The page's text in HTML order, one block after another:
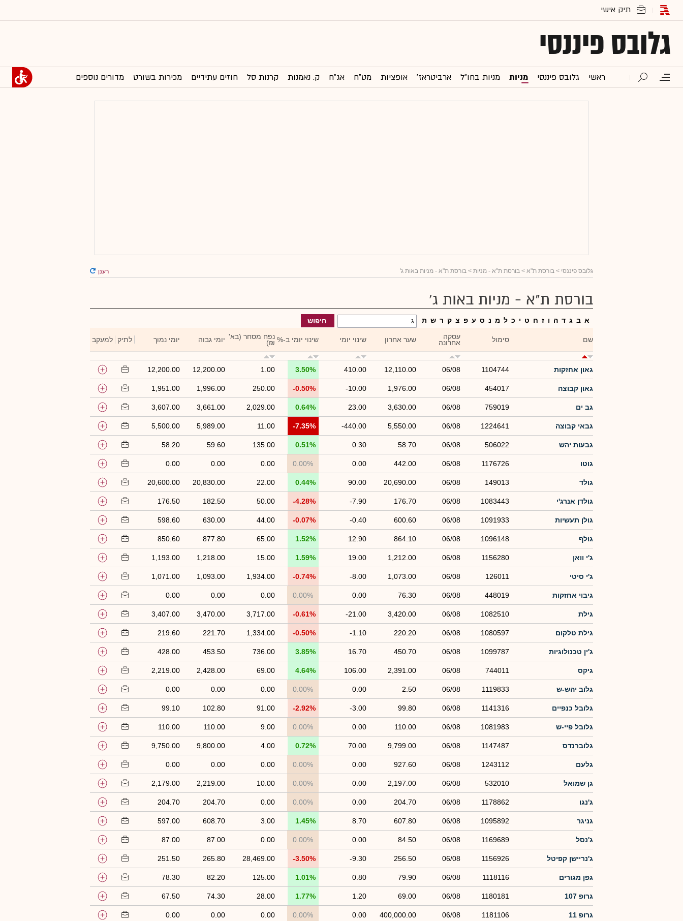
גלובס פיננסי
ראשי גלובס פיננסי מניות מניות בחו"ל ארביטראז' אופציות מט"ח אג"ח ק. נאמנות קרנות סל חוזים עתידיים מכירות בשורט מדורים נוספים
גלובס פיננסי > בורסת ת"א > בורסת ת"א - מניות > בורסת ת"א - מניות באות ג' רענן
בורסת ת"א - מניות באות ג'
ת ש ר ק צ פ ע ס נ מ ל כ י ט ח ז ו ה ד ג ב א חיפוש
שם סימול עסקה
אחרונה שער אחרון שינוי יומי שינוי יומי ב-% נפח מסחר (בא'
₪) יומי גבוה יומי נמוך לתיק למעקב
גאון אחזקות 1104744
06/08
12,110.00
410.00
3.50%
1.00
12,200.00
12,200.00
גאון קבוצה 454017
06/08
1,976.00
-10.00
-0.50%
250.00
1,996.00
1,951.00
גב ים 759019
06/08
3,630.00
23.00
0.64%
2,029.00
3,661.00
3,607.00
גבאי קבוצה 1224641
06/08
5,550.00
-440.00
-7.35%
11.00
5,989.00
5,500.00
גבעות יהש 506022
06/08
58.70
0.30
0.51%
135.00
59.60
58.20
גוטו 1176726
06/08
442.00
0.00
0.00%
0.00
0.00
0.00
גולד 149013
06/08
20,690.00
90.00
0.44%
22.00
20,830.00
20,600.00
גולדן אנרג'י 1083443
06/08
176.70
-7.90
-4.28%
50.00
182.50
176.50
גולן תעשיות 1091933
06/08
600.60
-0.40
-0.07%
44.00
630.00
598.60
גולף 1096148
06/08
864.10
12.90
1.52%
65.00
877.80
850.60
ג'י וואן 1156280
06/08
1,212.00
19.00
1.59%
15.00
1,218.00
1,193.00
ג'י סיטי 126011
06/08
1,073.00
-8.00
-0.74%
1,934.00
1,093.00
1,071.00
גיבוי אחזקות 448019
06/08
76.30
0.00
0.00%
0.00
0.00
0.00
גילת 1082510
06/08
3,420.00
-21.00
-0.61%
3,717.00
3,470.00
3,407.00
גילת טלקום 1080597
06/08
220.20
-1.10
-0.50%
1,334.00
221.70
219.60
ג'ין טכנולוגיות 1099787
06/08
450.70
16.70
3.85%
736.00
453.50
428.00
גיקס 744011
06/08
2,391.00
106.00
4.64%
69.00
2,428.00
2,219.00
גלוב יהש-ש 1119833
06/08
2.50
0.00
0.00%
0.00
0.00
0.00
גלובל כנפיים 1141316
06/08
99.80
-3.00
-2.92%
91.00
102.80
99.10
גלובל פיי-ש 1081983
06/08
110.00
0.00
0.00%
9.00
110.00
110.00
גלוברנדס 1147487
06/08
9,799.00
70.00
0.72%
4.00
9,800.00
9,750.00
גלעם 1243112
06/08
927.60
0.00
0.00%
0.00
0.00
0.00
גן שמואל 532010
06/08
2,197.00
0.00
0.00%
10.00
2,219.00
2,179.00
ג'נגו 1178862
06/08
204.70
0.00
0.00%
0.00
204.70
204.70
גניגר 1095892
06/08
607.80
8.70
1.45%
3.00
608.70
597.00
ג'נסל 1169689
06/08
84.50
0.00
0.00%
0.00
87.00
87.00
ג'נריישן קפיטל 1156926
06/08
256.50
-9.30
-3.50%
28,469.00
265.80
251.50
גפן מגורים 1118116
06/08
79.90
0.80
1.01%
125.00
82.20
78.30
גרופ 107 1180181
06/08
69.00
1.20
1.77%
28.00
74.30
67.50
גרופ 11 1181106
06/08
400,000.00
0.00
0.00%
0.00
0.00
0.00